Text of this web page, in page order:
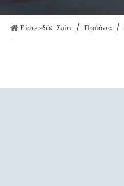
Είστε εδώ: Σπίτι / Προϊόντα /